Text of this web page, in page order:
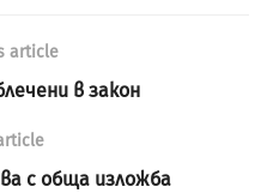
article
в закон
с обща изложба